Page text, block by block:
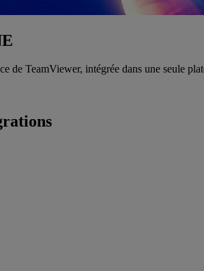
de TeamViewer, intégrée dans une seule